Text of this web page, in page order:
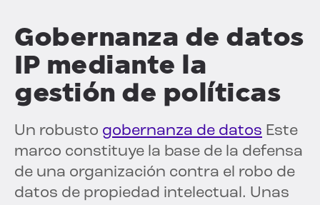
Gobernanza de datos
IP mediante la
gestión de políticas
Un robusto gobernanza de datos Este
marco constituye la base de la defensa
de una organización contra el robo de
datos de propiedad intelectual. Unas